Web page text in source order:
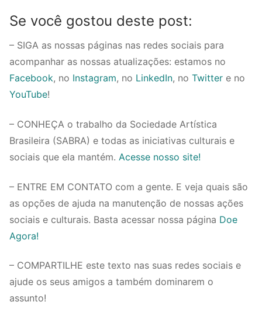
Se você gostou deste post:
– SIGA as nossas páginas nas redes sociais para
acompanhar as nossas atualizações: estamos no
Facebook, no Instagram, no LinkedIn, no Twitter e no
YouTube!
– CONHEÇA o trabalho da Sociedade Artística
Brasileira (SABRA) e todas as iniciativas culturais e
sociais que ela mantém. Acesse nosso site!
– ENTRE EM CONTATO com a gente. E veja quais são
as opções de ajuda na manutenção de nossas ações
sociais e culturais. Basta acessar nossa página Doe
Agora!
– COMPARTILHE este texto nas suas redes sociais e
ajude os seus amigos a também dominarem o
assunto!